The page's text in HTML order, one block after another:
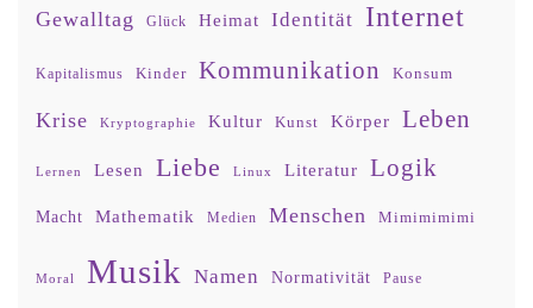
Gewalltag Glück Heimat Identität Internet
Kapitalismus Kinder Kommunikation Konsum
Krise Kryptographie Kultur Kunst Körper Leben
Lernen Lesen Liebe Linux Literatur Logik
Macht Mathematik Medien Menschen Mimimimimi
Moral Musik Namen Normativität Pause